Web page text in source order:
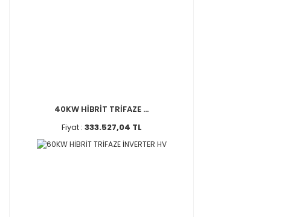
40KW HİBRİT TRİFAZE ...
Fiyat : 333.527,04 TL